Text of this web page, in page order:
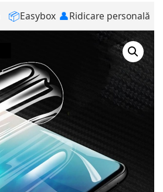
📦Easybox 👤Ridicare personală